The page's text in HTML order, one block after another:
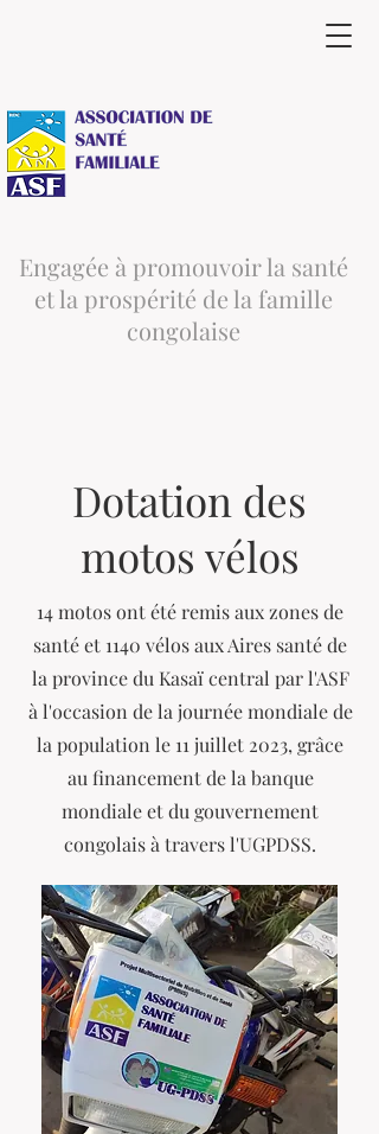
Engagée à promouvoir la santé
et la prospérité de la famille
congolaise
Dotation des
motos vélos
14 motos ont été remis aux zones de
santé et 1140 vélos aux Aires santé de
la province du Kasaï central par l'ASF
à l'occasion de la journée mondiale de
la population le 11 juillet 2023, grâce
au financement de la banque
mondiale et du gouvernement
congolais à travers l'UGPDSS.